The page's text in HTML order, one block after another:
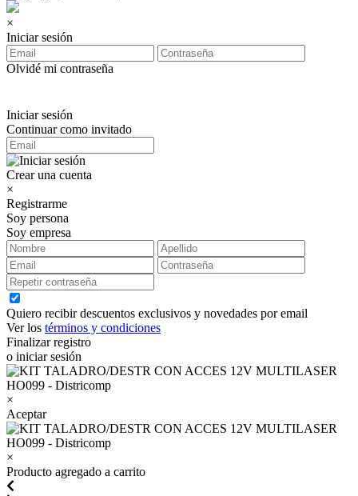
×
Iniciar sesión
Olvidé mi contraseña
Iniciar sesión
Continuar como invitado
Crear una cuenta
×
Registrarme
Soy persona
Soy empresa
Quiero recibir descuentos exclusivos y novedades por email
Ver los términos y condiciones
Finalizar registro
o iniciar sesión
×
Aceptar
×
Producto agregado a carrito